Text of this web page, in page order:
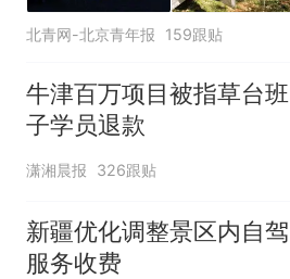
北青网-北京青年报 159跟贴
牛津百万项目被指草台班
子学员退款
潇湘晨报 326跟贴
新疆优化调整景区内自驾
服务收费